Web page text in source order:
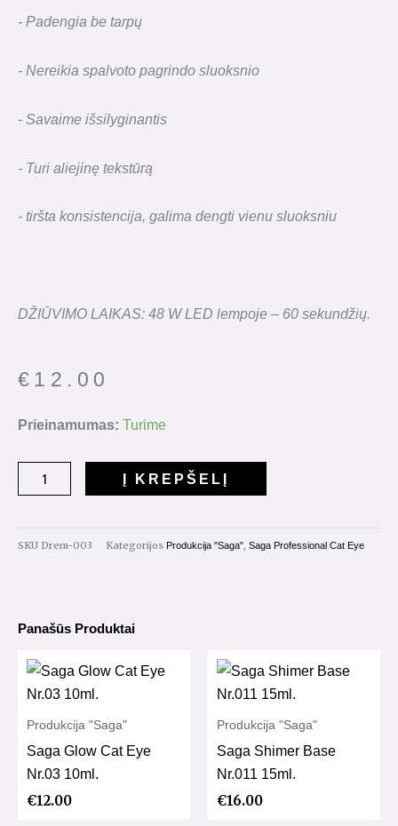
- Padengia be tarpų
- Nereikia spalvoto pagrindo sluoksnio
- Savaime išsilyginantis
- Turi aliejinę tekstūrą
- tiršta konsistencija, galima dengti vienu sluoksniu
DŽIŪVIMO LAIKAS: 48 W LED lempoje – 60 sekundžių.
€ 12.00
Prieinamumas: Turime
produkto
Dream
Nr.03
Į KREPŠELĮ
SKU Drem-003 Kategorijos Produkcija "Saga" Saga Professional Cat Eye
Panašūs Produktai
Produkcija "Saga"
Saga Glow Cat Eye
Nr.03 10ml.
€12.00
Produkcija "Saga"
Saga Shimer Base
Nr.011 15ml.
€16.00